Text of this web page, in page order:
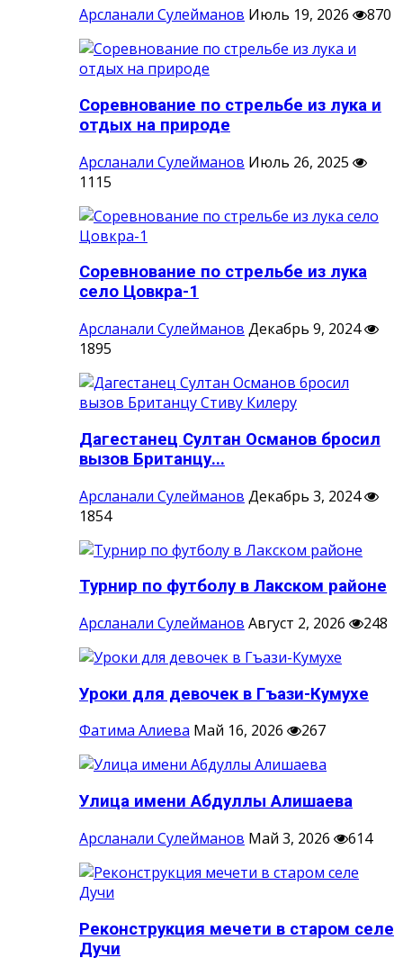
Арсланали Сулейманов Июль 19, 2026 870
Соревнование по стрельбе из лука и
отдых на природе
Арсланали Сулейманов Июль 26, 2025
1115
Соревнование по стрельбе из лука
село Цовкра-1
Арсланали Сулейманов Декабрь 9, 2024
1895
Дагестанец Султан Османов бросил
вызов Британцу...
Арсланали Сулейманов Декабрь 3, 2024
1854
Турнир по футболу в Лакском районе
Арсланали Сулейманов Август 2, 2026 248
Уроки для девочек в Гъази-Кумухе
Фатима Алиева Май 16, 2026 267
Улица имени Абдуллы Алишаева
Арсланали Сулейманов Май 3, 2026 614
Реконструкция мечети в старом селе
Дучи